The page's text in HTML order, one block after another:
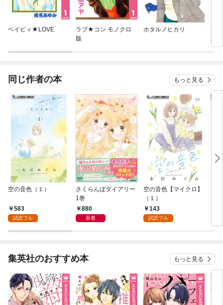
ベイビィ★LOVE
ラブ★コン モノクロ
版
ホタルノヒカリ
な
か
同じ作者の本 もっと見る
空の音色（１）
583
試読フル
さくらんぼダイアリー
1巻
880
新着
空の音色【マイクロ】
（１）
143
試読フル
集英社のおすすめ本 もっと見る